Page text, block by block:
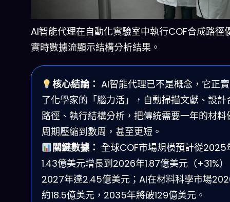
AI智能代理在自動化實驗室中執行COF合成路徑
實時數據流顯示結構分析結果。
核心結論： AI智能代理已不是概念，它正
了化學家的「腦力活」，自動掃描文獻、設計
路徑、執行結構分析，把傳統需要一年的材料
周期壓縮到數周，甚至更短。
關鍵數據： 全球COF市場規模預計從2025
1.43億美元增長到2026年1.87億美元（+31%
2027年達2.45億美元；AI在材料科學市場
約18.5億美元，2035年將破129億美元。